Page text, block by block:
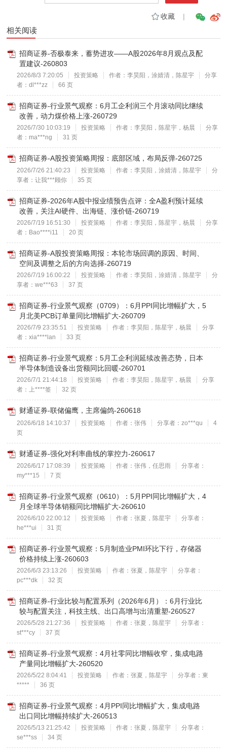
收藏|
相关阅读
招商证券-否极泰来，蓄势进攻——A股2026年8月观点及配
置建议-260803
2026/8/3 7:20:05 投资策略 作者：李昊阳，涂婧清，陈星宇
分享
者：dl***zz
66 页
招商证券-行业景气观察：6月工企利润三个月滚动同比继续
改善，动力煤价格上涨-260729
2026/7/30 10:03:19 投资策略 作者：李昊阳，陈星宇，杨晨
分享
者：ma***ng
31 页
招商证券-A股投资策略周报：底部区域，布局反弹-260725
2026/7/26 21:40:23 投资策略 作者：李昊阳，涂婧清，陈星宇
分
享者：让我***顾你
35 页
招商证券-2026年A股中报业绩预告点评：全A盈利预计延续
改善，关注AI硬件、出海链、涨价链-260719
2026/7/19 16:51:30 投资策略 作者：李昊阳，陈星宇，杨晨
分享
者：Bao****i11
20 页
招商证券-A股投资策略周报：本轮市场回调的原因、时间、
空间及调整之后的方向选择-260719
2026/7/19 16:00:22 投资策略 作者：李昊阳，涂婧清，陈星宇
分
享者：we***63
37 页
招商证券-行业景气观察（0709）：6月PPI同比增幅扩大，5
月北美PCB订单量同比增幅扩大-260709
2026/7/9 23:35:51 投资策略 作者：李昊阳，陈星宇，杨晨
分享
者：xia****lan
33 页
招商证券-行业景气观察：5月工企利润延续改善态势，日本
半导体制造设备出货额同比回暖-260701
2026/7/1 21:44:18 投资策略 作者：李昊阳，陈星宇，杨晨
分享
者：上****签
32 页
财通证券-联储偏鹰，主席偏鸽-260618
2026/6/18 14:10:37 投资策略 作者：张伟 分享者：zo***qu
4
页
财通证券-强化对利率曲线的掌控力-260617
2026/6/17 17:08:39 投资策略 作者：张伟，任思雨
分享者：
my***15
7 页
招商证券-行业景气观察（0610）：5月PPI同比增幅扩大，4
月全球半导体销额同比增幅扩大-260610
2026/6/10 22:00:12 投资策略 作者：张夏，陈星宇
分享者：
he***ui
31 页
招商证券-行业景气观察：5月制造业PMI环比下行，存储器
价格持续上涨-260603
2026/6/3 23:13:26 投资策略 作者：张夏，陈星宇
分享者：
pc***dk
32 页
招商证券-行业比较与配置系列（2026年6月）：6月行业比
较与配置关注，科技主线、出口高增与出清重塑-260527
2026/5/28 21:27:36 投资策略 作者：张夏，陈星宇
分享者：
st***cy
37 页
招商证券-行业景气观察：4月社零同比增幅收窄，集成电路
产量同比增幅扩大-260520
2026/5/22 8:04:41 投资策略 作者：张夏，陈星宇
分享者：東
*****
36 页
招商证券-行业景气观察：4月PPI同比增幅扩大，集成电路
出口同比增幅持续扩大-260513
2026/5/13 21:25:42 投资策略 作者：张夏，陈星宇
分享者：
se***ss
34 页